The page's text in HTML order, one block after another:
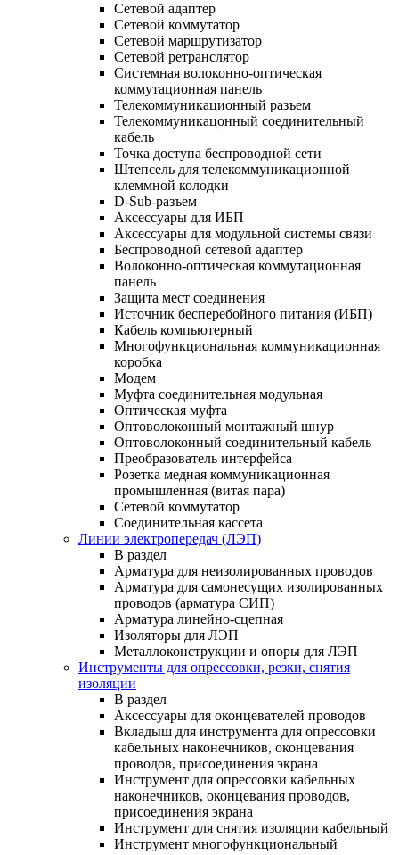
Сетевой адаптер
Сетевой коммутатор
Сетевой маршрутизатор
Сетевой ретранслятор
Системная волоконно-оптическая
коммутационная панель
Телекоммуникационный разъем
Телекоммуникацонный соединительный
кабель
Точка доступа беспроводной сети
Штепсель для телекоммуникационной
клеммной колодки
D-Sub-разъем
Аксессуары для ИБП
Аксессуары для модульной системы связи
Беспроводной сетевой адаптер
Волоконно-оптическая коммутационная
панель
Защита мест соединения
Источник бесперебойного питания (ИБП)
Кабель компьютерный
Многофункциональная коммуникационная
коробка
Модем
Муфта соединительная модульная
Оптическая муфта
Оптоволоконный монтажный шнур
Оптоволоконный соединительный кабель
Преобразователь интерфейса
Розетка медная коммуникационная
промышленная (витая пара)
Сетевой коммутатор
Соединительная кассета
Линии электропередач (ЛЭП)
В раздел
Арматура для неизолированных проводов
Арматура для самонесущих изолированных
проводов (арматура СИП)
Арматура линейно-сцепная
Изоляторы для ЛЭП
Металлоконструкции и опоры для ЛЭП
Инструменты для опрессовки, резки, снятия
изоляции
В раздел
Аксессуары для оконцевателей проводов
Вкладыш для инструмента для опрессовки
кабельных наконечников, оконцевания
проводов, присоединения экрана
Инструмент для опрессовки кабельных
наконечников, оконцевания проводов,
присоединения экрана
Инструмент для снятия изоляции кабельный
Инструмент многофункциональный